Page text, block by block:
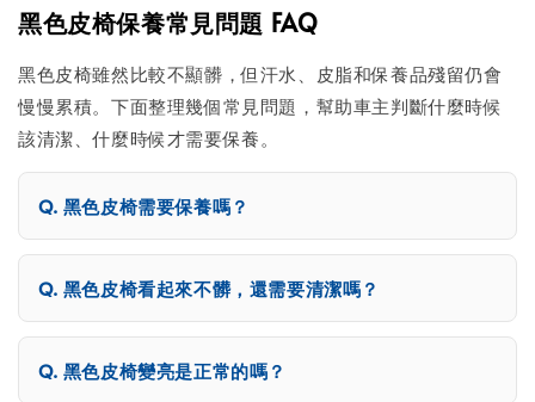
黑色皮椅保養常見問題 FAQ
黑色皮椅雖然比較不顯髒，但汗水、皮脂和保養品殘留仍會
慢慢累積。下面整理幾個常見問題，幫助車主判斷什麼時候
該清潔、什麼時候才需要保養。
黑色皮椅需要保養嗎？
黑色皮椅看起來不髒，還需要清潔嗎？
黑色皮椅變亮是正常的嗎？